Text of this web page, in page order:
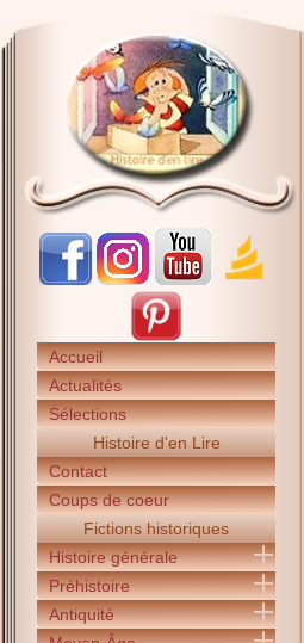
Accueil
Actualités
Sélections
Histoire d'en Lire
Contact
Coups de coeur
Fictions historiques
Histoire générale
Préhistoire
Antiquité